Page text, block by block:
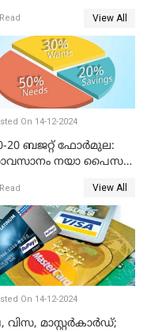
View All
On 14-12-2024
20 ബജറ്റ് ഫോർമുല:
നയാ പൈസ
View All
On 14-12-2024
വിസ, മാസ്റ്റർകാർഡ്;